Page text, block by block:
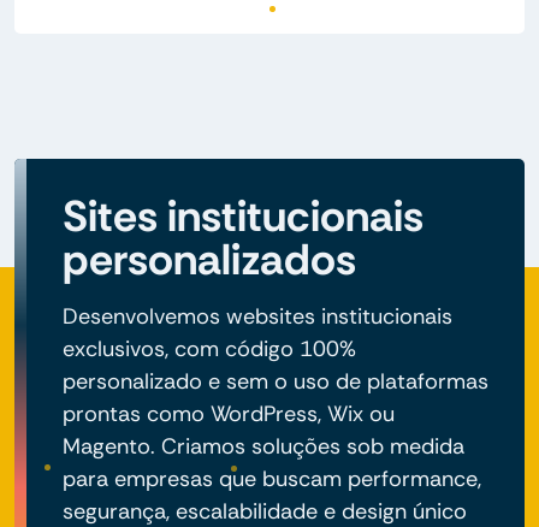
Sites institucionais
personalizados
Desenvolvemos websites institucionais
exclusivos, com código 100%
personalizado e sem o uso de plataformas
prontas como WordPress, Wix ou
Magento. Criamos soluções sob medida
para empresas que buscam performance,
segurança, escalabilidade e design único